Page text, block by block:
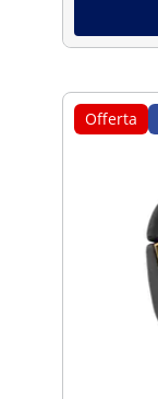
Offerta